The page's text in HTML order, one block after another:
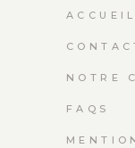
ACCUEIL
NOTRE
FAQS